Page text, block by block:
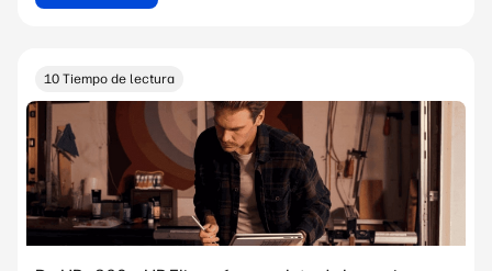
10 Tiempo de lectura